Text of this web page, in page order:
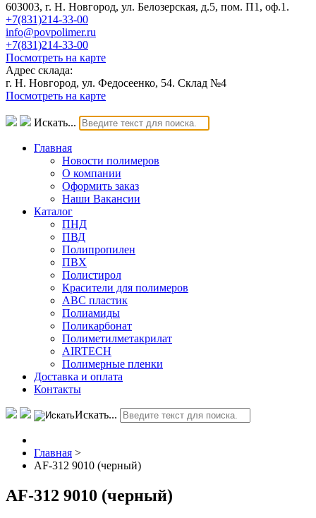
603003, г. Н. Новгород, ул. Белозерская, д.5, пом. П1, оф.1.
+7(831)214-33-00
info@povpolimer.ru
+7(831)214-33-00
Посмотреть на карте
Адрес склада:
г. Н. Новгород, ул. Федосеенко, 54. Склад №4
Посмотреть на карте
Искать...
Главная
Новости полимеров
О компании
Оформить заказ
Наши Вакансии
Каталог
ПНД
ПВД
Полипропилен
ПВХ
Полистирол
Красители для полимеров
АВС пластик
Полиамиды
Поликарбонат
Полиметилметакрилат
AIRTECH
Полимерные пленки
Доставка и оплата
Контакты
Искать...
Главная >
AF-312 9010 (черный)
AF-312 9010 (черный)